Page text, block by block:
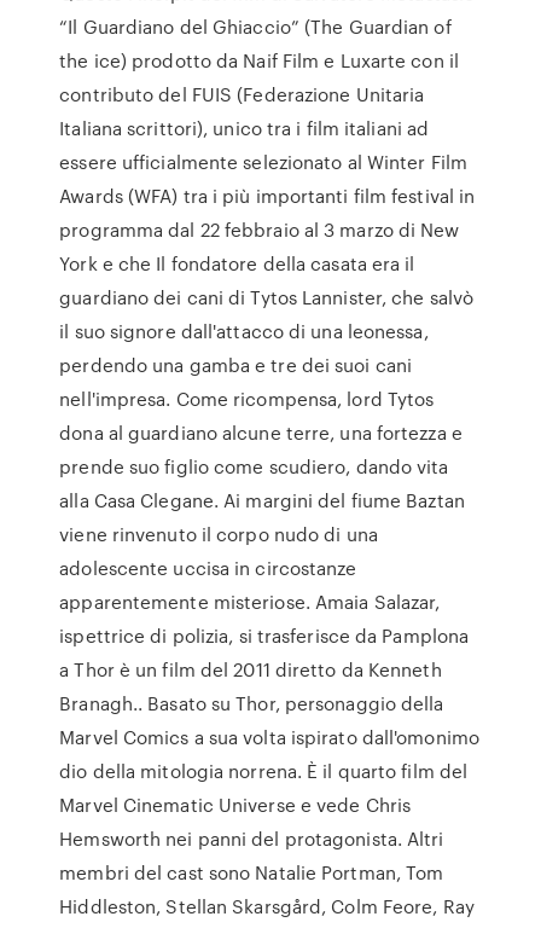
“Il Guardiano del Ghiaccio” (The Guardian of
the ice) prodotto da Naif Film e Luxarte con il
contributo del FUIS (Federazione Unitaria
Italiana scrittori), unico tra i film italiani ad
essere ufficialmente selezionato al Winter Film
Awards (WFA) tra i più importanti film festival in
programma dal 22 febbraio al 3 marzo di New
York e che Il fondatore della casata era il
guardiano dei cani di Tytos Lannister, che salvò
il suo signore dall'attacco di una leonessa,
perdendo una gamba e tre dei suoi cani
nell'impresa. Come ricompensa, lord Tytos
dona al guardiano alcune terre, una fortezza e
prende suo figlio come scudiero, dando vita
alla Casa Clegane. Ai margini del fiume Baztan
viene rinvenuto il corpo nudo di una
adolescente uccisa in circostanze
apparentemente misteriose. Amaia Salazar,
ispettrice di polizia, si trasferisce da Pamplona
a Thor è un film del 2011 diretto da Kenneth
Branagh.. Basato su Thor, personaggio della
Marvel Comics a sua volta ispirato dall'omonimo
dio della mitologia norrena. È il quarto film del
Marvel Cinematic Universe e vede Chris
Hemsworth nei panni del protagonista. Altri
membri del cast sono Natalie Portman, Tom
Hiddleston, Stellan Skarsgård, Colm Feore, Ray